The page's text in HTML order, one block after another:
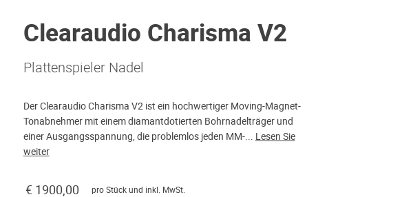
Clearaudio Charisma V2
Plattenspieler Nadel
Der Clearaudio Charisma V2 ist ein hochwertiger Moving-Magnet-
Tonabnehmer mit einem diamantdotierten Bohrnadelträger und
einer Ausgangsspannung, die problemlos jeden MM-... Lesen Sie
weiter
€ 1900,00 pro Stück und inkl. MwSt.